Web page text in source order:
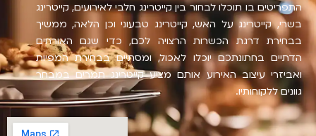
התפריטים בו תוכלו לבחור בין קייטרינג חלבי לאירועים, קייטרינג
בשרי, קייטרינג על האש, קייטרינג טבעוני וכן הלאה, ממשיך
בבחירת דרגת הכשרות הרצויה לכם, כדי שגם האורחים
הדתיים בחתונתכם יוכלו לאכול, ומסתיים בבחירת המפיות
ואביזרי עיצוב האירוע אותם מציע קייטרינג תמרים במבחר
גוונים ללקוחותיו.